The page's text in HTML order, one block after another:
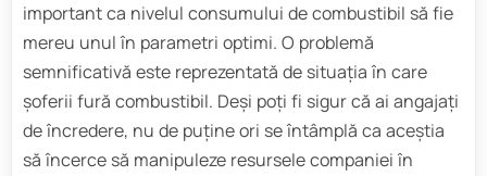
important ca nivelul consumului de combustibil să fie
mereu unul în parametri optimi. O problemă
semnificativă este reprezentată de situația în care
șoferii fură combustibil. Deși poți fi sigur că ai angajați
de încredere, nu de puține ori se întâmplă ca aceștia
să încerce să manipuleze resursele companiei în